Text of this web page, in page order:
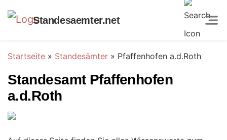
Standesaemter.net
Startseite » Standesämter » Pfaffenhofen a.d.Roth
Standesamt Pfaffenhofen
a.d.Roth